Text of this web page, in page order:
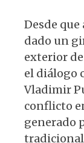
Desde
dado un
exterior
el diálogo
Vladimir
conflicto
generado